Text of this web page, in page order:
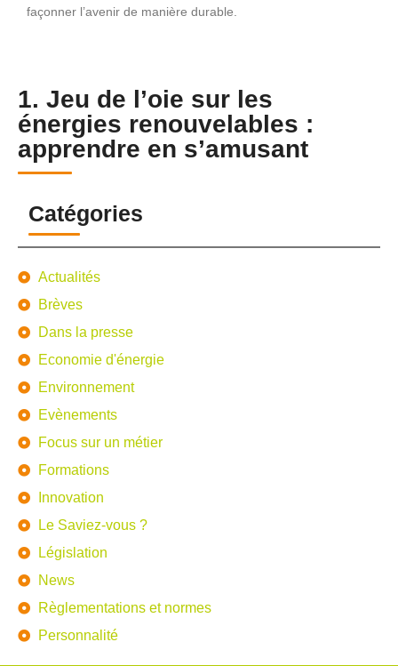
façonner l’avenir de manière durable.
1. Jeu de l’oie sur les
énergies renouvelables :
apprendre en s’amusant
Catégories
Actualités
Brèves
Dans la presse
Economie d'énergie
Environnement
Evènements
Focus sur un métier
Formations
Innovation
Le Saviez-vous ?
Législation
News
Règlementations et normes
Personnalité